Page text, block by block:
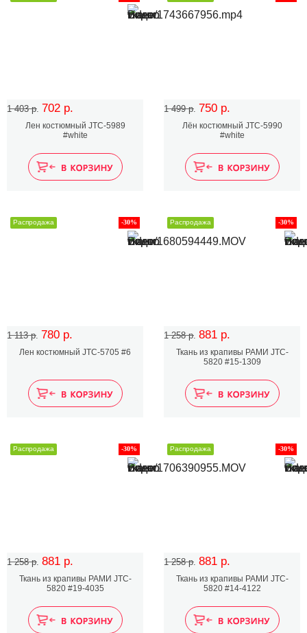
1 403 р. 702 р.
Лен костюмный JTC-5989
#white
1 499 р. 750 р.
Лён костюмный JTC-5990
#white
1 113 р. 780 р.
-30%
Распродажа
Лен костюмный JTC-5705 #6
1 258 р. 881 р.
-30%
Распродажа
Ткань из крапивы РАМИ JTC-
5820 #15-1309
1 258 р. 881 р.
-30%
Распродажа
Ткань из крапивы РАМИ JTC-
5820 #19-4035
1 258 р. 881 р.
-30%
Распродажа
Ткань из крапивы РАМИ JTC-
5820 #14-4122